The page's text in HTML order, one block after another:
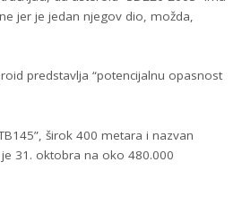
jer je jedan njegov dio, možda,
predstavlja “potencijalnu opasnost
širok 400 metara i nazvan
31. oktobra na oko 480.000